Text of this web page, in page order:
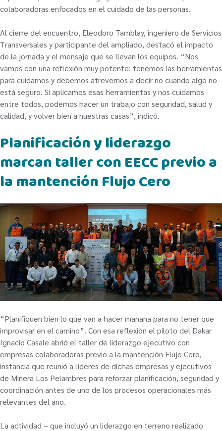
colaboradoras enfocados en el cuidado de las personas.
Al cierre del encuentro, Eleodoro Tamblay, ingeniero de Servicios
Transversales y participante del ampliado, destacó el impacto
de la jornada y el mensaje que se llevan los equipos. “Nos
vamos con una reflexión muy potente: tenemos las herramientas
para cuidarnos y debemos atrevernos a decir no cuando algo no
está seguro. Si aplicamos esas herramientas y nos cuidamos
entre todos, podemos hacer un trabajo con seguridad, salud y
calidad, y volver bien a nuestras casas”, indicó.
Planificación y liderazgo
marcan taller con EECC previo a
la mantención Flujo Cero
“Planifiquen bien lo que van a hacer mañana para no tener que
improvisar en el camino”. Con esa reflexión el piloto del Dakar
Ignacio Casale abrió el taller de liderazgo ejecutivo con
empresas colaboradoras previo a la mantención Flujo Cero,
instancia que reunió a líderes de dichas empresas y ejecutivos
de Minera Los Pelambres para reforzar planificación, seguridad y
coordinación antes de uno de los procesos operacionales más
relevantes del año.
La actividad – que incluyó un liderazgo en terreno realizado